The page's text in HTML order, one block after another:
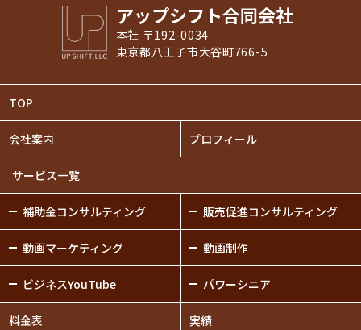
アップシフト合同会社
本社 〒192-0034
東京都八王子市大谷町766-5
TOP
会社案内 プロフィール
サービス一覧
補助金コンサルティング 販売促進コンサルティング
動画マーケティング 動画制作
ビジネスYouTube パワーシニア
料金表 実績